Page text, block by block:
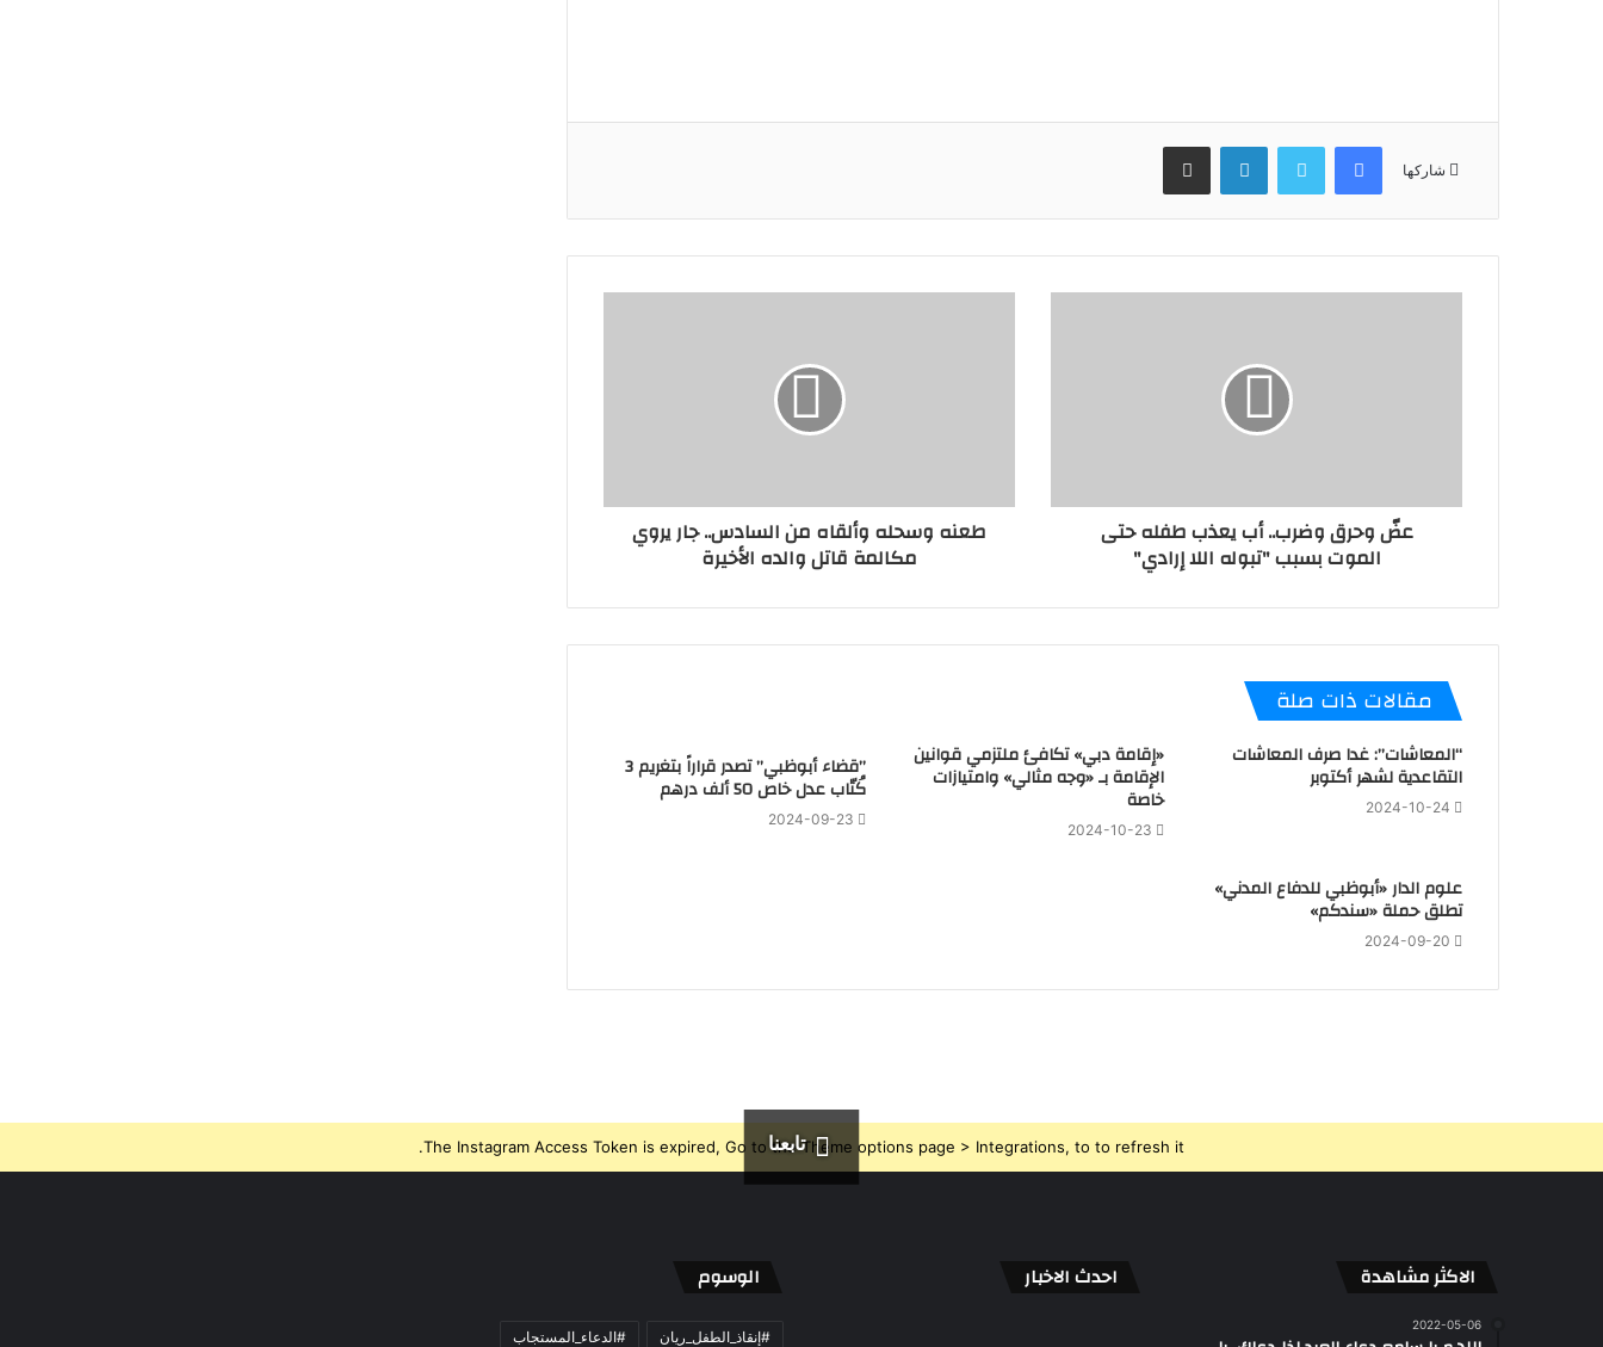
شاركها
فيسبوك تويتر لينكدإن مشاركة عبر البريد
عضّ وحرق وضرب.. أب يعذب طفله حتى
الموت بسبب "تبوله اللا إرادي"
طعنه وسحله وألقاه من السادس.. جار يروي
مكالمة قاتل والده الأخيرة
مقالات ذات صلة
“المعاشات”: غدا صرف المعاشات
التقاعدية لشهر أكتوبر
2024-10-24
«إقامة دبي» تكافئ ملتزمي قوانين
الإقامة بـ «وجه مثالي» وامتيازات
خاصة
2024-10-23
‏”قضاء أبوظبي” تصدر قراراً بتغريم 3
كُتّاب عدل خاص 50 ألف درهم
2024-09-23
علوم الدار «أبوظبي للدفاع المدني»
تطلق حملة «سندكم»
2024-09-20
تابعنا
The Instagram Access Token is expired, Go to the Theme options page > Integrations, to to refresh it.
الاكثر مشاهدة
2022-05-06
احدث الاخبار الوسوم
#إنقاذ_الطفل_ريان #الدعاء_المستجاب